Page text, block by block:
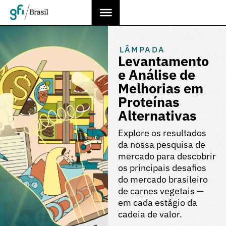
LÂMPADA
Levantamento
e Análise de
Melhorias em
Proteínas
Alternativas
Explore os resultados
da nossa pesquisa de
mercado para descobrir
os principais desafios
do mercado brasileiro
de carnes vegetais —
em cada estágio da
cadeia de valor.